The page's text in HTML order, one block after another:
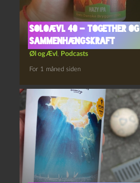
Soloævl 40 – Together og
sammenhængskraft
Øl og Ævl , Podcasts
For 1 måned siden